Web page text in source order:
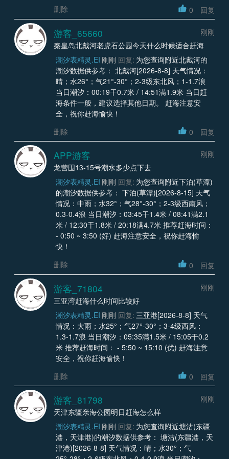
删除 0 回复
游客_65660
刚刚
秦皇岛北戴河老虎石公园今天什么时候适合赶海
潮汐表精灵.EI 刚刚 回复: 为您查询附近北戴河的
潮汐数据供参考： 北戴河[2026-8-8] 天气情况：
晴；水26°；气21°-30°；2-3级东北风；1-1.7浪
当日潮汐：00:19干0.7米 / 14:51满1.9米 当日赶
海条件一般，建议选择其他日期。 赶海注意安
全，祝你赶海愉快！
删除
0 回复
APP游客
刚刚
龙营围13-15号潮水多少点下去
潮汐表精灵.EI 刚刚 回复: 为您查询附近下泊(草潭)
的潮汐数据供参考： 下泊(草潭)[2026-8-15] 天气
情况：中雨；水32°；气28°-30°；2-3级西南风；
0.3-0.4浪 当日潮汐：03:45干1.4米 / 08:41满2.1
米 / 12:30干1.8米 / 20:18满4.7米 推荐赶海时间：
- 0:50 ~ 3:50 (好) 赶海注意安全，祝你赶海愉
快！
删除
0 回复
游客_71804
刚刚
三亚湾赶海什么时间比较好
潮汐表精灵.EI 刚刚 回复: 三亚港[2026-8-8] 天气
情况：大雨；水25°；气27°-30°；3-4级西风；
1.3-1.7浪 当日潮汐：05:35满1.5米 / 15:05干0.2
米 推荐赶海时间： - 5:50 ~ 15:10 (优) 赶海注意
安全，祝你赶海愉快！
删除
0 回复
游客_81798
刚刚
天津东疆亲海公园明日赶海怎么样
潮汐表精灵.EI 刚刚 回复: 为您查询附近塘沽(东疆
港，天津港)的潮汐数据供参考： 塘沽(东疆港，天
津港)[2026-8-8] 天气情况：晴；水30°；气